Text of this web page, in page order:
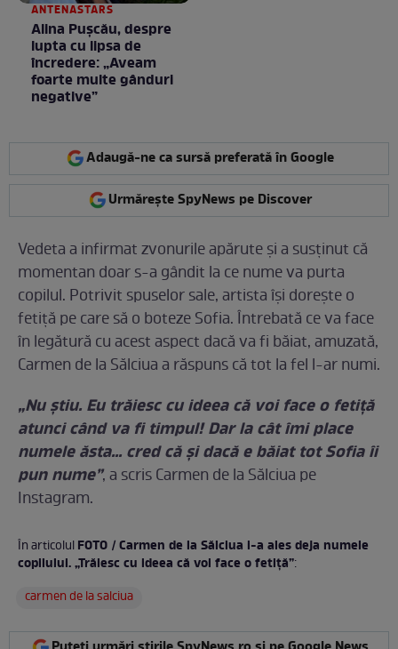
ANTENASTARS
Alina Pușcău, despre
lupta cu lipsa de
încredere: „Aveam
foarte multe gânduri
negative”
Adaugă-ne ca sursă preferată în Google
Urmărește SpyNews pe Discover
Vedeta a infirmat zvonurile apărute și a susținut că
momentan doar s-a gândit la ce nume va purta
copilul. Potrivit spuselor sale, artista își dorește o
fetiță pe care să o boteze Sofia. Întrebată ce va face
în legătură cu acest aspect dacă va fi băiat, amuzată,
Carmen de la Sălciua a răspuns că tot la fel l-ar numi.
„Nu știu. Eu trăiesc cu ideea că voi face o fetiță
atunci când va fi timpul! Dar la cât îmi place
numele ăsta... cred că și dacă e băiat tot Sofia îi
pun nume”, a scris Carmen de la Sălciua pe
Instagram.
În articolulFOTO / Carmen de la Sălciua i-a ales deja numele
copilului. „Trăiesc cu ideea că voi face o fetiță”:
carmen de la salciua